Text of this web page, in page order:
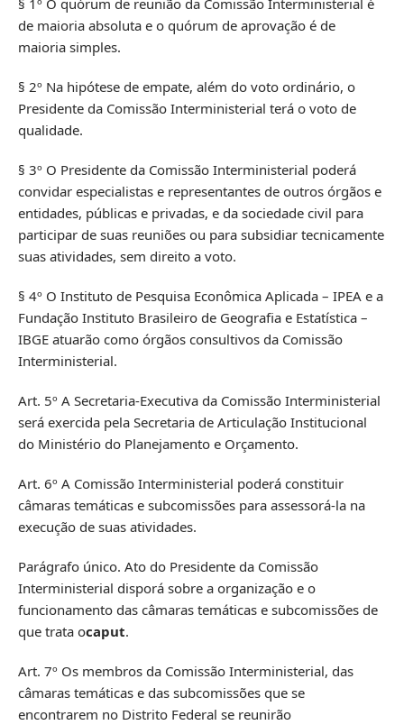
de maioria absoluta e o quórum de aprovação é de
maioria simples.
§ 2º Na hipótese de empate, além do voto ordinário, o
Presidente da Comissão Interministerial terá o voto de
qualidade.
§ 3º O Presidente da Comissão Interministerial poderá
convidar especialistas e representantes de outros órgãos e
entidades, públicas e privadas, e da sociedade civil para
participar de suas reuniões ou para subsidiar tecnicamente
suas atividades, sem direito a voto.
§ 4º O Instituto de Pesquisa Econômica Aplicada – IPEA e a
Fundação Instituto Brasileiro de Geografia e Estatística –
IBGE atuarão como órgãos consultivos da Comissão
Interministerial.
Art. 5º A Secretaria-Executiva da Comissão Interministerial
será exercida pela Secretaria de Articulação Institucional
do Ministério do Planejamento e Orçamento.
Art. 6º A Comissão Interministerial poderá constituir
câmaras temáticas e subcomissões para assessorá-la na
execução de suas atividades.
Parágrafo único. Ato do Presidente da Comissão
Interministerial disporá sobre a organização e o
funcionamento das câmaras temáticas e subcomissões de
que trata ocaput.
Art. 7º Os membros da Comissão Interministerial, das
câmaras temáticas e das subcomissões que se
encontrarem no Distrito Federal se reunirão